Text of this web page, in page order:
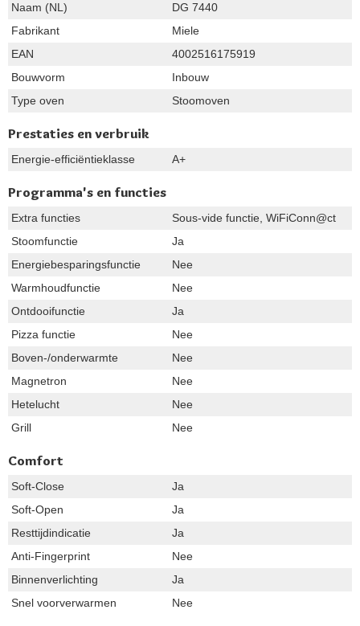
Naam (NL)
DG 7440
Fabrikant
Miele
EAN
4002516175919
Bouwvorm
Inbouw
Type oven
Stoomoven
Prestaties en verbruik
Energie-efficiëntieklasse A+
Programma's en functies
Extra functies
Sous-vide functie, WiFiConn@ct
Stoomfunctie
Ja
Energiebesparingsfunctie
Nee
Warmhoudfunctie
Nee
Ontdooifunctie
Ja
Pizza functie
Nee
Boven-/onderwarmte
Nee
Magnetron
Nee
Hetelucht
Nee
Grill
Nee
Comfort
Soft-Close
Ja
Soft-Open
Ja
Resttijdindicatie
Ja
Anti-Fingerprint
Nee
Binnenverlichting
Ja
Snel voorverwarmen
Nee